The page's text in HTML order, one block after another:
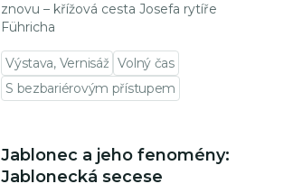
znovu – křížová cesta Josefa rytíře
Führicha
Výstava, Vernisáž Volný čas
S bezbariérovým přístupem
Jablonec a jeho fenomény:
Jablonecká secese